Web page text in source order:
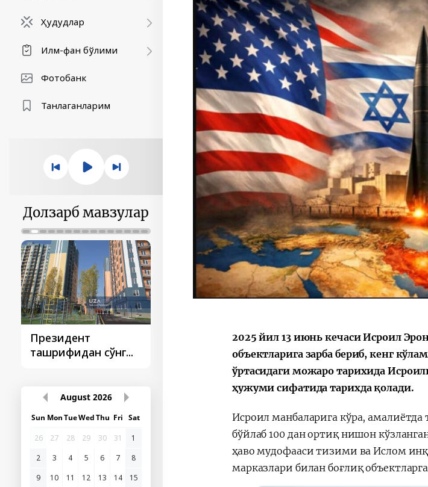
Ҳудудлар
Илм-фан бўлими
Фотобанк
Танлаганларим
Долзарб мавзулар
Президент
ташрифидан сўнг...
ташрифлари
Қарор ва ижро
August 2026
Sun MonTueWedThu Fri Sat
26
27 28 29 30 31
1
2
3 4 5 6 7
8
9
10 11 12 13 14
15
2025 йил 13 июнь кечаси Исроил
объектларига зарба бериб, кенг
ўртасидаги можаро тарихида
ҳужуми сифатида тарихда қолади.
Исроил манбаларига кўра,
бўйлаб 100 дан ортиқ нишон
ҳаво мудофааси тизими ва Ислом
марказлари билан боғлиқ